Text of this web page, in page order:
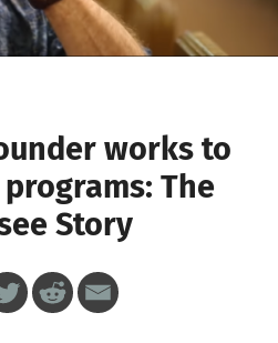
works to
programs: The
Story